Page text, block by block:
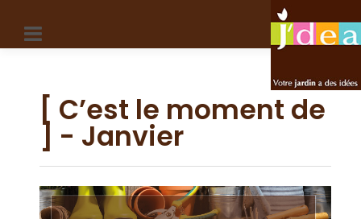
[ C’est le moment de
] - Janvier